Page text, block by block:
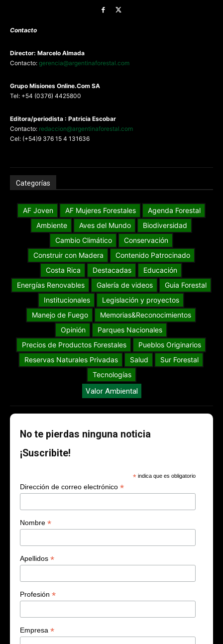
Contacto
Director: Marcelo Almada
Contacto: gerencia@argentinaforestal.com
Grupo Misiones Online.Com SA
Tel: +54 (0376) 4425800
Editora/periodista : Patricia Escobar
Contacto: redaccion@argentinaforestal.com
Cel: (+54)9 376 15 4 131636
Categorías
AF Joven AF Mujeres Forestales
Agenda Forestal
Ambiente
Aves del Mundo
Biodiversidad
Cambio Climático
Conservación
Construir con Madera
Contenido Patrocinado
Costa Rica
Destacadas
Educación
Energías Renovables
Galería de videos
Guia Forestal
Institucionales
Legislación y proyectos
Manejo de Fuego
Memorias&Reconocimientos
Opinión
Parques Nacionales
Precios de Productos Forestales
Pueblos Originarios
Reservas Naturales Privadas
Salud
Sur Forestal
Tecnologías
Valor Ambiental
No te pierdas ninguna noticia
¡Suscribite!
* indica que es obligatorio
Dirección de correo electrónico *
Nombre *
Apellidos *
Profesión *
Empresa *